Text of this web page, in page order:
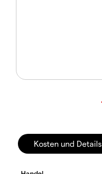
Kosten und Details